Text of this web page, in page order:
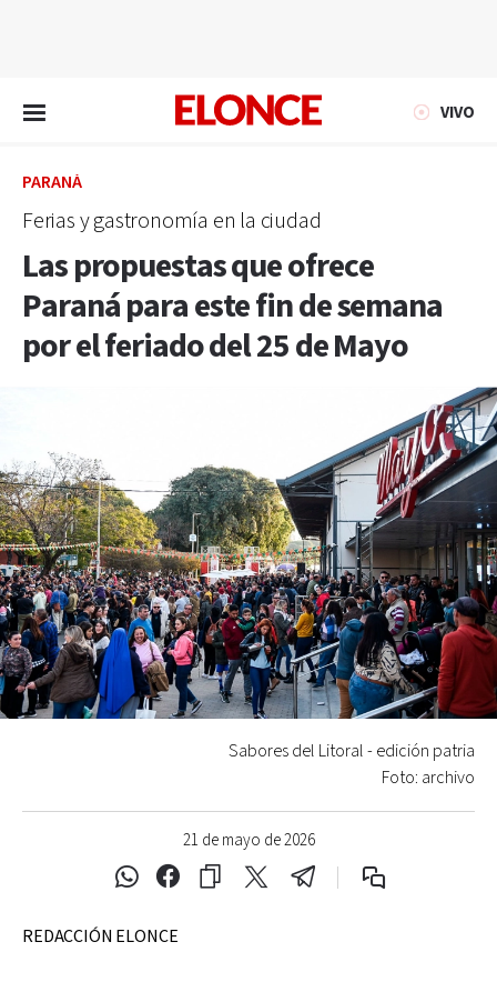
VIVO
PARANÁ
Ferias y gastronomía en la ciudad
Las propuestas que ofrece
Paraná para este fin de semana
por el feriado del 25 de Mayo
21 de mayo de 2026
Sabores del Litoral - edición patria
Foto: archivo
REDACCIÓN ELONCE